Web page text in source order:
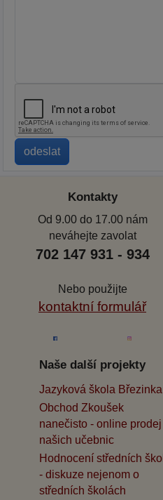
Kontakty
Od 9.00 do 17.00 nám
neváhejte zavolat
702 147 931 - 934
Nebo použijte
kontaktní formulář
Naše další projekty
Jazyková škola Březinka
Obchod Zkoušek
nanečisto - online prodej
našich učebnic
Hodnocení středních škol
- diskuze nejenom o
středních školách